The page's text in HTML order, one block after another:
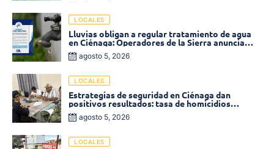
LOCALES
Lluvias obligan a regular tratamiento de agua
en Ciénaga: Operadores de la Sierra anuncia
baja presión en varios sectores
agosto 5, 2026
LOCALES
Estrategias de seguridad en Ciénaga dan
positivos resultados: tasa de homicidios
disminuyó un 58% en 2026
agosto 5, 2026
LOCALES